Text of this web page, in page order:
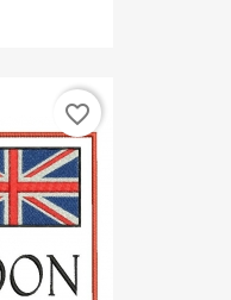
favorite_border